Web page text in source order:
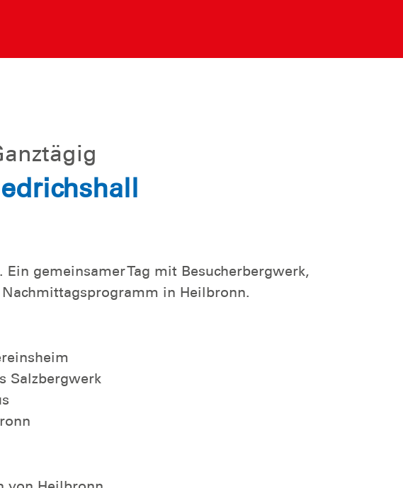
gemeinsamer Tag mit Besucherbergwerk,
in Heilbronn.
Salzbergwerk